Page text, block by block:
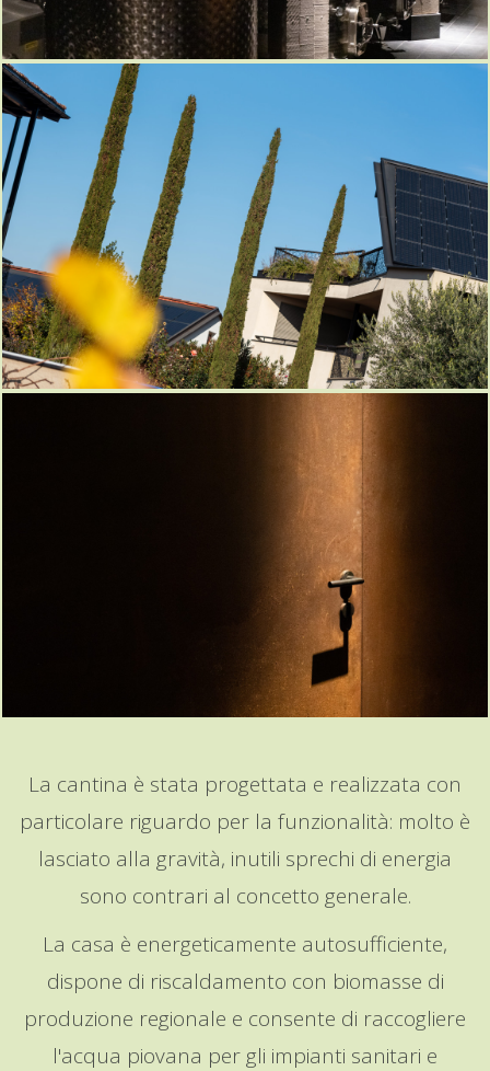
La cantina è stata progettata e realizzata con
particolare riguardo per la funzionalità: molto è
lasciato alla gravità, inutili sprechi di energia
sono contrari al concetto generale.
La casa è energeticamente autosufficiente,
dispone di riscaldamento con biomasse di
produzione regionale e consente di raccogliere
l'acqua piovana per gli impianti sanitari e